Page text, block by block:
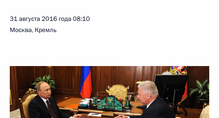
31 августа 2016 года08:10
Москва, Кремль